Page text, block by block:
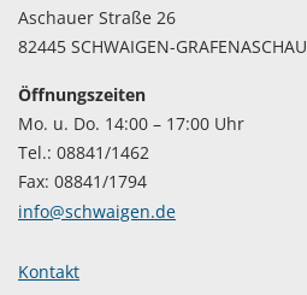
Aschauer Straße 26
82445 SCHWAIGEN-GRAFENASCHAU
Öffnungszeiten
Mo. u. Do. 14:00 – 17:00 Uhr
Tel.: 08841/1462
Fax: 08841/1794
info@schwaigen.de
Kontakt